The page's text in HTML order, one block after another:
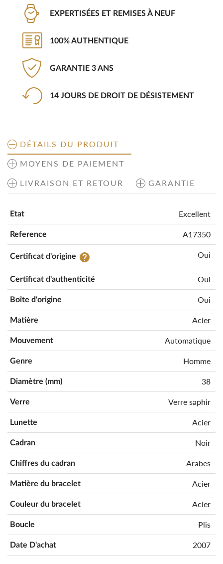
EXPERTISÉES ET REMISES À NEUF
100% AUTHENTIQUE
GARANTIE 3 ANS
14 JOURS DE DROIT DE DÉSISTEMENT
DÉTAILS DU PRODUIT
MOYENS DE PAIEMENT
LIVRAISON ET RETOUR GARANTIE
Etat Excellent
Reference A17350
Certificat d'origine help Oui
Certificat d'authenticité Oui
Boîte d'origine Oui
Matière Acier
Mouvement Automatique
Genre Homme
Diamètre (mm) 38
Verre Verre saphir
Lunette Acier
Cadran Noir
Chiffres du cadran Arabes
Matière du bracelet Acier
Couleur du bracelet Acier
Boucle Plis
Date D'achat 2007